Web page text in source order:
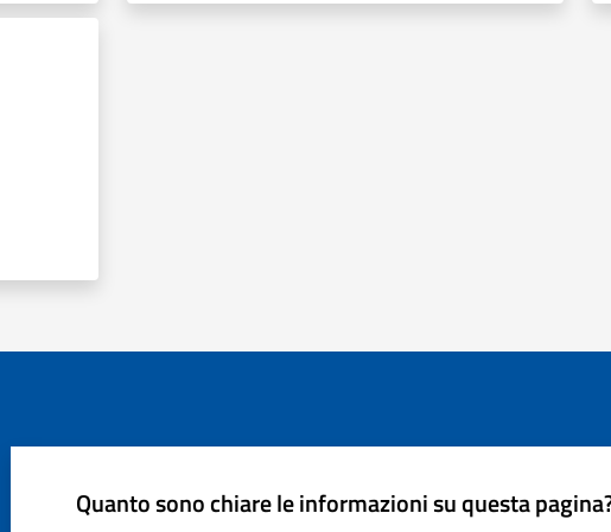
Quanto sono chiare le informazioni su questa